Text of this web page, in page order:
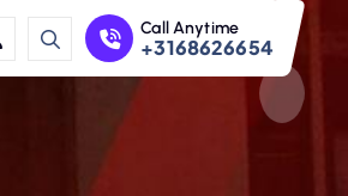
Call Anytime
+3168626654